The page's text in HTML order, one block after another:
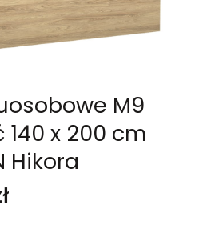
M9
140 x 200 cm
Hikora